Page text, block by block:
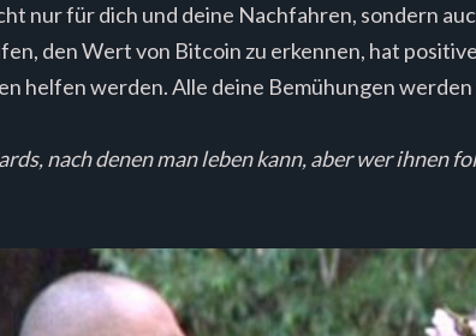
nur für dich und deine Nachfahren, sondern
den Wert von Bitcoin zu erkennen, hat
helfen werden. Alle deine Bemühungen
nach denen man leben kann, aber wer ihnen